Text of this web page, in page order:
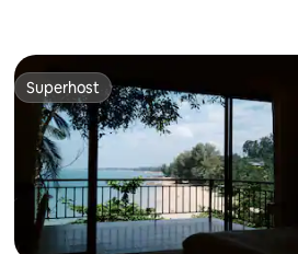
Superhost
Superhost